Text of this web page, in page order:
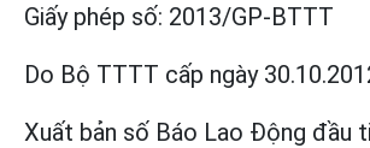
Giấy phép số: 2013/GP-BTTT
Do Bộ TTTT cấp ngày
Xuất bản số Báo Lao Động đầu